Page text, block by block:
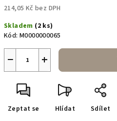
214,05 Kč bez DPH
cena:
Skladem (2 ks)
Kód: M0000000065
+
−
Zeptat se Hlídat Sdílet